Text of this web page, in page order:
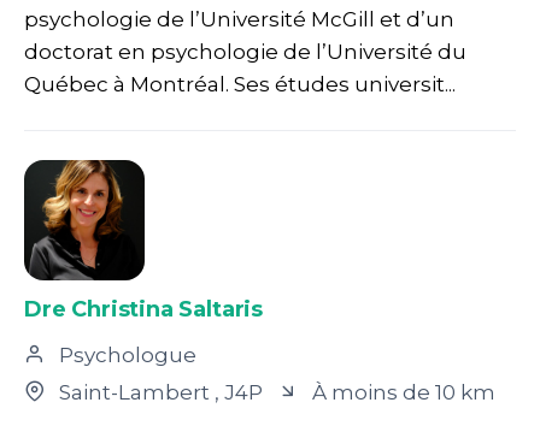
psychologie de l’Université McGill et d’un
doctorat en psychologie de l’Université du
Québec à Montréal. Ses études universit...
Dre Christina Saltaris
Psychologue
Saint-Lambert , J4P
À moins de 10 km